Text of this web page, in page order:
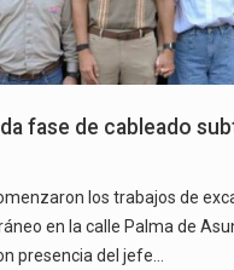
fase de cableado
los trabajos de
en la calle Palma de
presencia del jefe…